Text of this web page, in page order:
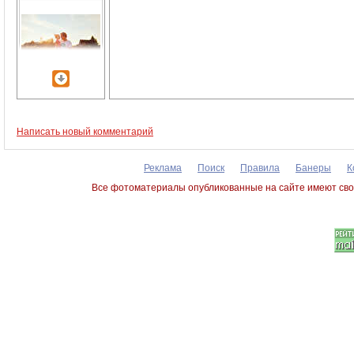
Написать новый комментарий
Реклама Поиск Правила Банеры
Все фотоматериалы опубликованные на сайте имеют